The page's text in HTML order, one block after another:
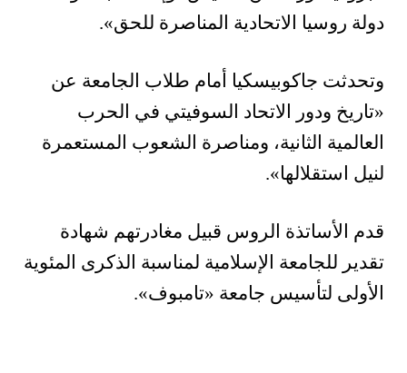
دولة روسيا الاتحادية المناصرة للحق».
وتحدثت جاكوبيسكيا أمام طلاب الجامعة عن
«تاريخ ودور الاتحاد السوفيتي في الحرب
العالمية الثانية، ومناصرة الشعوب المستعمرة
لنيل استقلالها».
قدم الأساتذة الروس قبيل مغادرتهم شهادة
تقدير للجامعة الإسلامية لمناسبة الذكرى المئوية
الأولى لتأسيس جامعة «تامبوف».